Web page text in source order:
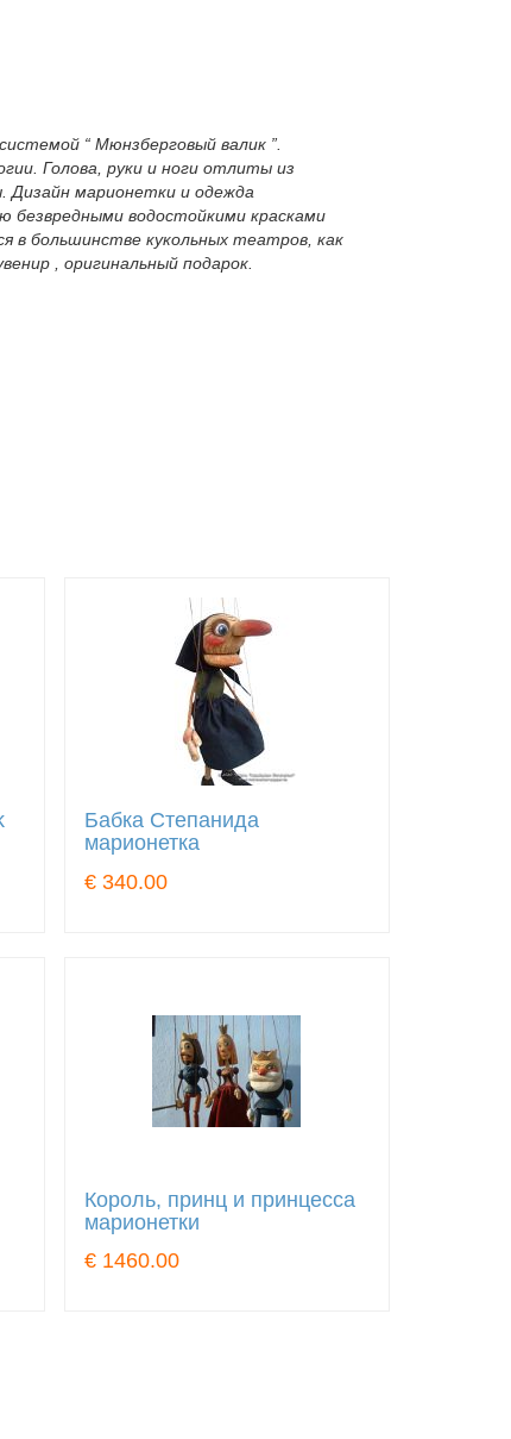
“ Мюнзберговый валик ”.
Голова, руки и ноги отлиты из
Дизайн марионетки и одежда
безвредными водостойкими красками
в большинстве кукольных театров, как
, оригинальный подарок.
Бабка Степанида
марионетка
€ 340.00
Король, принц и принцесса
марионетки
€ 1460.00